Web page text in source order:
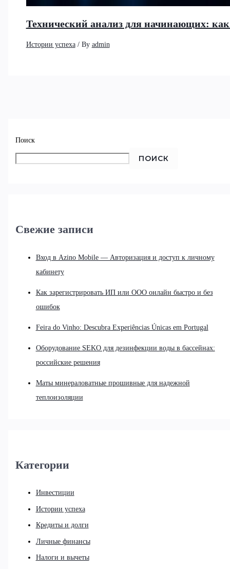
Поиск
ПОИСК
Свежие записи
Вход в Azino Mobile — Авторизация и доступ к личному
кабинету
Как зарегистрировать ИП или ООО онлайн быстро и без
ошибок
Feira do Vinho: Descubra Experiências Únicas em Portugal
Оборудование SEKO для дезинфекции воды в бассейнах:
российские решения
Маты минераловатные прошивные для надежной
теплоизоляции
Категории
Инвестиции
Истории успеха
Кредиты и долги
Личные финансы
Налоги и вычеты
Технический анализ для начинающих:
Истории успеха/ By admin